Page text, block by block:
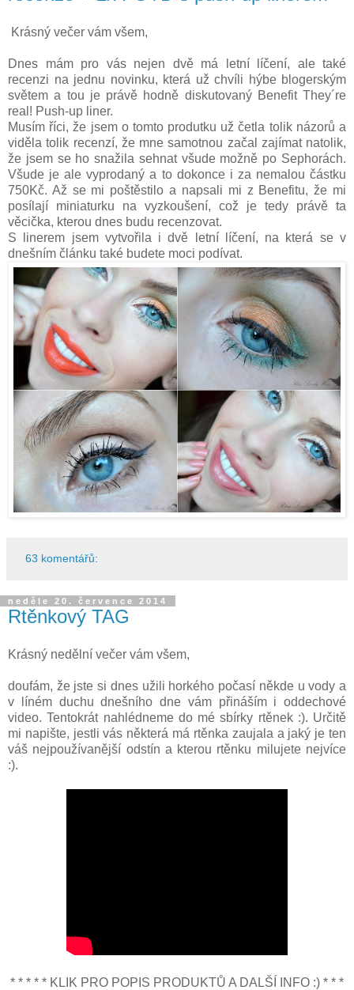
Krásný večer vám všem,
Dnes mám pro vás nejen dvě má letní líčení, ale také
recenzi na jednu novinku, která už chvíli hýbe blogerským
světem a tou je právě hodně diskutovaný Benefit They´re
real! Push-up liner.
Musím říci, že jsem o tomto produtku už četla tolik názorů a
viděla tolik recenzí, že mne samotnou začal zajímat natolik,
že jsem se ho snažila sehnat všude možně po Sephorách.
Všude je ale vyprodaný a to dokonce i za nemalou částku
750Kč. Až se mi poštěstilo a napsali mi z Benefitu, že mi
posílají miniaturku na vyzkoušení, což je tedy právě ta
věcička, kterou dnes budu recenzovat.
S linerem jsem vytvořila i dvě letní líčení, na která se v
dnešním článku také budete moci podívat.
63 komentářů:
neděle 20. července 2014
Rtěnkový TAG
Krásný nedělní večer vám všem,
doufám, že jste si dnes užili horkého počasí někde u vody a
v líném duchu dnešního dne vám přináším i oddechové
video. Tentokrát nahlédneme do mé sbírky rtěnek :). Určitě
mi napište, jestli vás některá má rtěnka zaujala a jaký je ten
váš nejpoužívanější odstín a kterou rtěnku milujete nejvíce
:).
* * * * * KLIK PRO POPIS PRODUKTŮ A DALŠÍ INFO :) * * *